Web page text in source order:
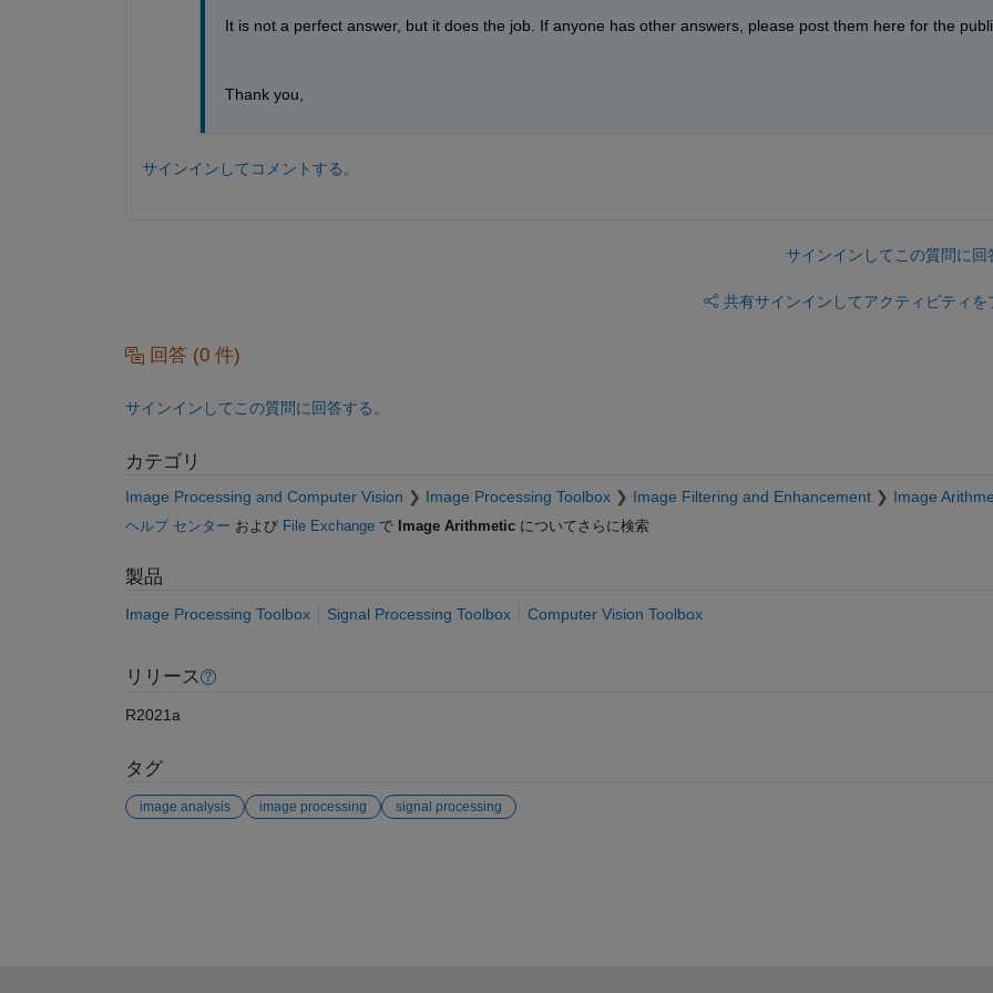
Thank you,
サインインしてコメントする。
サインインしてこの質問に回
共有サインインしてアクティビティを
回答 (0 件)
サインインしてこの質問に回答する。
カテゴリ
Image Processing and Computer Vision Image Processing Toolbox Image Filtering and Enhancement Image
ヘルプ センター および File Exchangeで Image Arithmeticについてさらに検索
製品
Image Processing Toolbox Signal Processing Toolbox Computer Vision Toolbox
リリース
R2021a
タグ
image analysis image processing signal processing